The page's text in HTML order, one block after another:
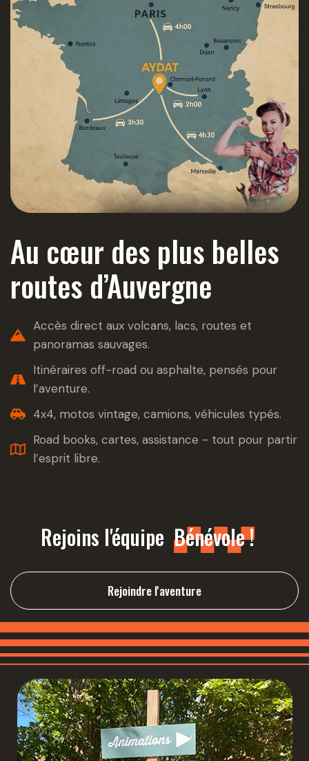
Au cœur des plus belles
routes d’Auvergne
Accès direct aux volcans, lacs, routes et
panoramas sauvages.
Itinéraires off-road ou asphalte, pensés pour
l’aventure.
4x4, motos vintage, camions, véhicules typés.
Road books, cartes, assistance - tout pour partir
l’esprit libre.
Rejoins l'équipe Bénévole !
Rejoindre l'aventure